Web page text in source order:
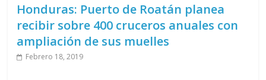
Honduras: Puerto de Roatán planea
recibir sobre 400 cruceros anuales con
ampliación de sus muelles
Febrero 18, 2019